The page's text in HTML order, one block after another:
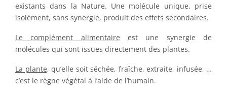
existants dans la Nature. Une molécule unique, prise
isolément, sans synergie, produit des effets secondaires.
Le complément alimentaire est une synergie de
molécules qui sont issues directement des plantes.
La plante, qu’elle soit séchée, fraîche, extraite, infusée, …
c’est le règne végétal à l’aide de l’humain.